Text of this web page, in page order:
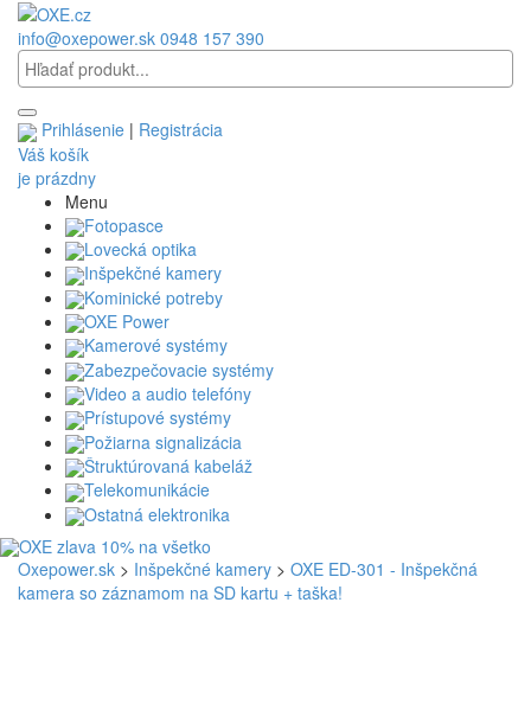
info@oxepower.sk 0948 157 390
Prihlásenie | Registrácia
Váš košík
je prázdny
Menu
Fotopasce
Lovecká optika
Inšpekčné kamery
Kominické potreby
OXE Power
Kamerové systémy
Zabezpečovacie systémy
Video a audio telefóny
Prístupové systémy
Požiarna signalizácia
Štruktúrovaná kabeláž
Telekomunikácie
Ostatná elektronika
Oxepower.sk > Inšpekčné kamery > OXE ED-301 - Inšpekčná
kamera so záznamom na SD kartu + taška!